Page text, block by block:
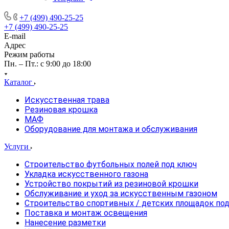
+7 (499) 490-25-25
+7 (499) 490-25-25
E-mail
Адрес
Режим работы
Пн. – Пт.: с 9:00 до 18:00
Каталог
Искусственная трава
Резиновая крошка
МАФ
Оборудование для монтажа и обслуживания
Услуги
Строительство футбольных полей под ключ
Укладка искусственного газона
Устройство покрытий из резиновой крошки
Обслуживание и уход за искусственным газоном
Строительство спортивных / детских площадок
Поставка и монтаж освещения
Нанесение разметки